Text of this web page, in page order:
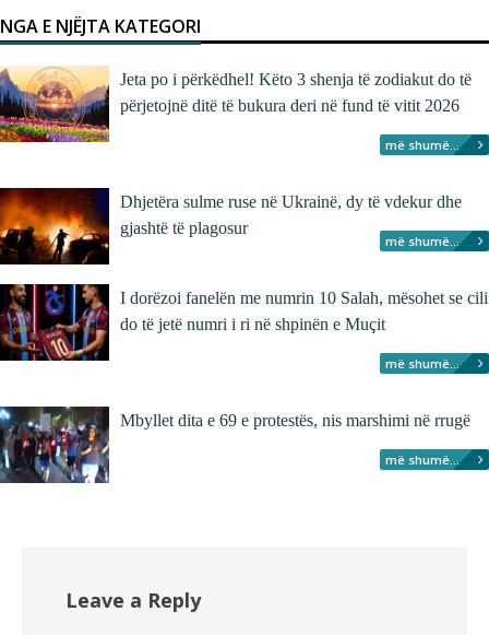
NGA E NJËJTA KATEGORI
Jeta po i përkëdhel! Këto 3 shenja të zodiakut do të
përjetojnë ditë të bukura deri në fund të vitit 2026
më shumë...
Dhjetëra sulme ruse në Ukrainë, dy të vdekur dhe
gjashtë të plagosur
më shumë...
I dorëzoi fanelën me numrin 10 Salah, mësohet se cili
do të jetë numri i ri në shpinën e Muçit
më shumë...
Mbyllet dita e 69 e protestës, nis marshimi në rrugë
më shumë...
Leave a Reply